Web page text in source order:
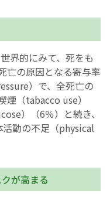
界的にみて、死をも
亡の原因となる寄与率
）で、全死亡の
煙（tabacco use）
）（6％）と続き、
動の不足（physical
が高まる